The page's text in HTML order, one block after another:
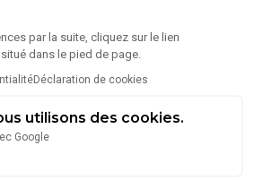
par la suite, cliquez sur le lien
dans le pied de page.
Déclaration de cookies
utilisons des cookies.
Googleprimaire) :
plus sur le bien